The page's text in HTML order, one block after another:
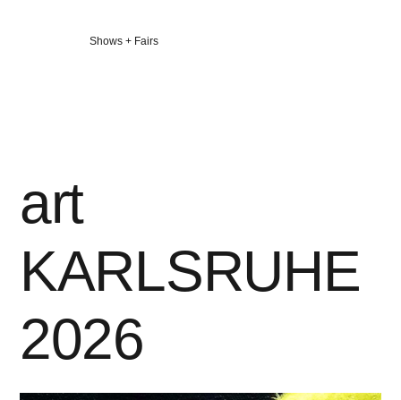
Veröffentlicht
Shows + Fairs
art
KARLSRUHE
2026